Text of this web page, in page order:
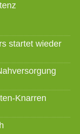
startet wieder
Knarren